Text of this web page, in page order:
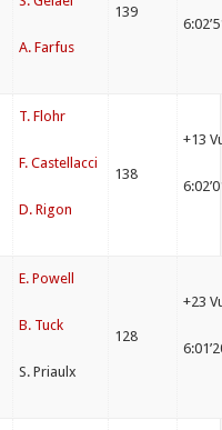
A. Farfus
139
T. Flohr
F. Castellacci
D. Rigon
138
+13
E. Powell
B. Tuck
S. Priaulx
128
+23